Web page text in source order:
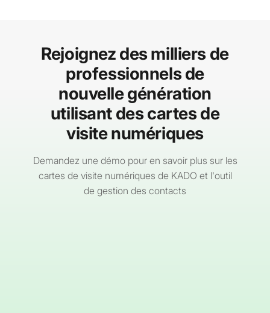
Rejoignez des milliers de
professionnels de
nouvelle génération
utilisant des cartes de
visite numériques
Demandez une démo pour en savoir plus sur les
cartes de visite numériques de KADO et l'outil
de gestion des contacts